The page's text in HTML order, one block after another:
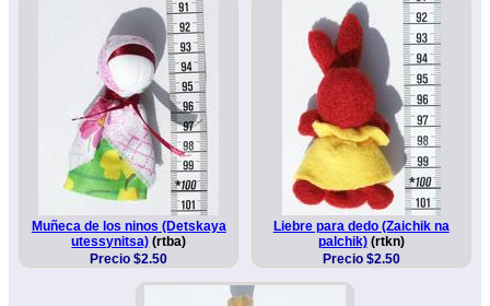
Muñeca de los ninos (Detskaya
utessynitsa) (rtba)
Precio $2.50
Liebre para dedo (Zaichik na
palchik)(rtkn)
Precio $2.50